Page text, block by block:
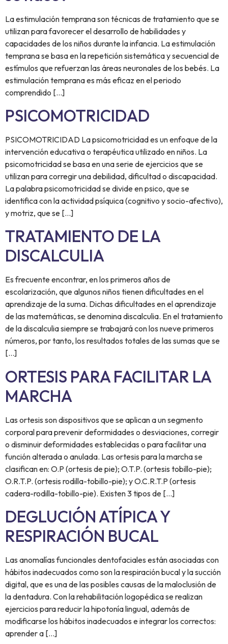
La estimulación temprana son técnicas de tratamiento que se
utilizan para favorecer el desarrollo de habilidades y
capacidades de los niños durante la infancia. La estimulación
temprana se basa en la repetición sistemática y secuencial de
estímulos que refuerzan las áreas neuronales de los bebés. La
estimulación temprana es más eficaz en el periodo
comprendido […]
PSICOMOTRICIDAD
PSICOMOTRICIDAD La psicomotricidad es un enfoque de la
intervención educativa o terapéutica utilizado en niños. La
psicomotricidad se basa en una serie de ejercicios que se
utilizan para corregir una debilidad, dificultad o discapacidad.
La palabra psicomotricidad se divide en psico, que se
identifica con la actividad psíquica (cognitivo y socio-afectivo),
y motriz, que se […]
TRATAMIENTO DE LA
DISCALCULIA
Es frecuente encontrar, en los primeros años de
escolarización, que algunos niños tienen dificultades en el
aprendizaje de la suma. Dichas dificultades en el aprendizaje
de las matemáticas, se denomina discalculia. En el tratamiento
de la discalculia siempre se trabajará con los nueve primeros
números, por tanto, los resultados totales de las sumas que se
[…]
ORTESIS PARA FACILITAR LA
MARCHA
Las ortesis son dispositivos que se aplican a un segmento
corporal para prevenir deformidades o desviaciones, corregir
o disminuir deformidades establecidas o para facilitar una
función alterada o anulada. Las ortesis para la marcha se
clasifican en: O.P (ortesis de pie); O.T.P. (ortesis tobillo-pie);
O.R.T.P. (ortesis rodilla-tobillo-pie); y O.C.R.T.P (ortesis
cadera-rodilla-tobillo-pie). Existen 3 tipos de […]
DEGLUCIÓN ATÍPICA Y
RESPIRACIÓN BUCAL
Las anomalías funcionales dentofaciales están asociadas con
hábitos inadecuados como son la respiración bucal y la succión
digital, que es una de las posibles causas de la maloclusión de
la dentadura. Con la rehabilitación logopédica se realizan
ejercicios para reducir la hipotonía lingual, además de
modificarse los hábitos inadecuados e integrar los correctos:
aprender a […]